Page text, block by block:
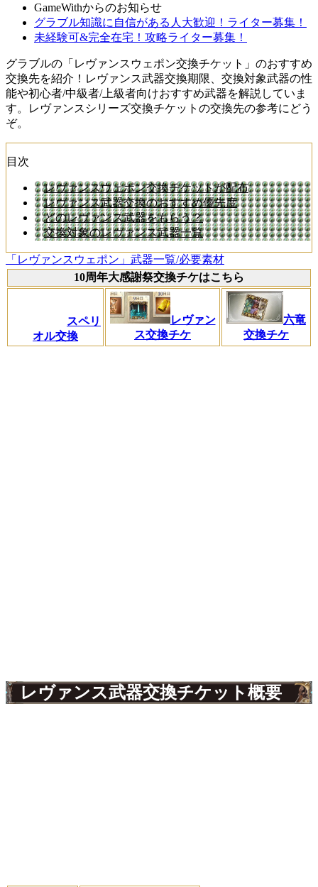
GameWithからのお知らせ
グラブル知識に自信がある人大歓迎！ライター募集！
未経験可&完全在宅！攻略ライター募集！
グラブルの「レヴァンスウェポン交換チケット」のおすすめ
交換先を紹介！レヴァンス武器交換期限、交換対象武器の性
能や初心者/中級者/上級者向けおすすめ武器を解説していま
す。レヴァンスシリーズ交換チケットの交換先の参考にどう
ぞ。
目次
レヴァンスウェポン交換チケットが配布
レヴァンス武器交換のおすすめ優先度
どのレヴァンス武器をもらう？
交換対象のレヴァンス武器一覧
「レヴァンスウェポン」武器一覧/必要素材
10周年大感謝祭交換チケはこちら
スペリ
オル交換
レヴァン
ス交換チケ
六竜
交換チケ
レヴァンス武器交換チケット概要